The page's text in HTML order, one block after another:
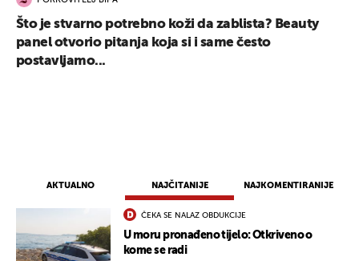
AKTUALNO NAJČITANIJE NAJKOMENTIRANIJE
ČEKA SE NALAZ OBDUKCIJE
U moru pronađeno tijelo: Otkriveno o
kome se radi
Što je stvarno potrebno koži da zablista? Beauty
panel otvorio pitanja koja si i same često
postavljamo...